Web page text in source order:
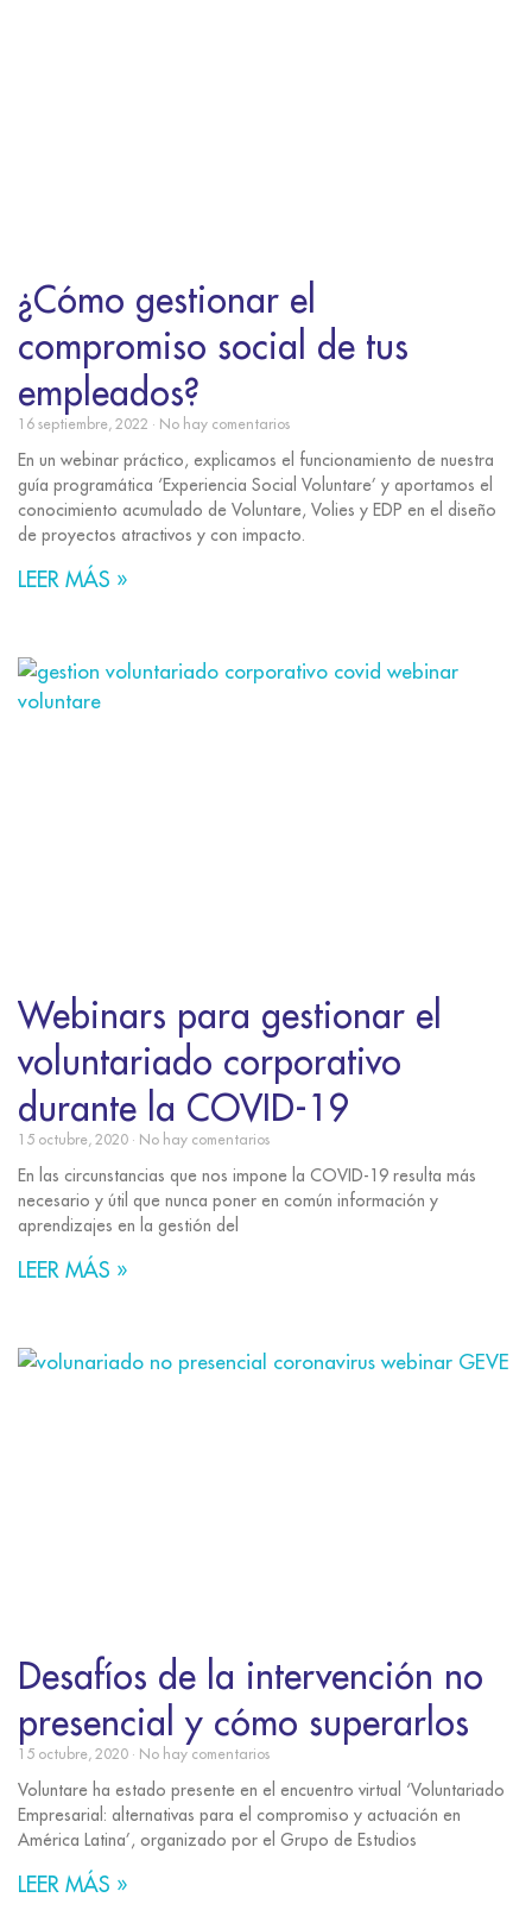
¿Cómo gestionar el
compromiso social de tus
empleados?
16 septiembre, 2022 No hay comentarios
En un webinar práctico, explicamos el funcionamiento de nuestra
guía programática ‘Experiencia Social Voluntare’ y aportamos el
conocimiento acumulado de Voluntare, Volies y EDP en el diseño
de proyectos atractivos y con impacto.
LEER MÁS »
Webinars para gestionar el
voluntariado corporativo
durante la COVID-19
15 octubre, 2020 No hay comentarios
En las circunstancias que nos impone la COVID-19 resulta más
necesario y útil que nunca poner en común información y
aprendizajes en la gestión del
LEER MÁS »
Desafíos de la intervención no
presencial y cómo superarlos
15 octubre, 2020 No hay comentarios
Voluntare ha estado presente en el encuentro virtual ‘Voluntariado
Empresarial: alternativas para el compromiso y actuación en
América Latina’, organizado por el Grupo de Estudios
LEER MÁS »